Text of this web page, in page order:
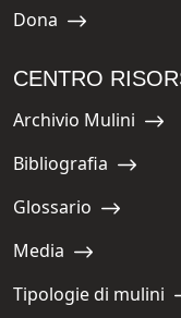
Navigate to:
Dona
CENTRO
Navigate to:
Archivio Mulini
Navigate to:
Bibliografia
Navigate to:
Glossario
Navigate to:
Media
Navigate to:
Tipologie di mulini